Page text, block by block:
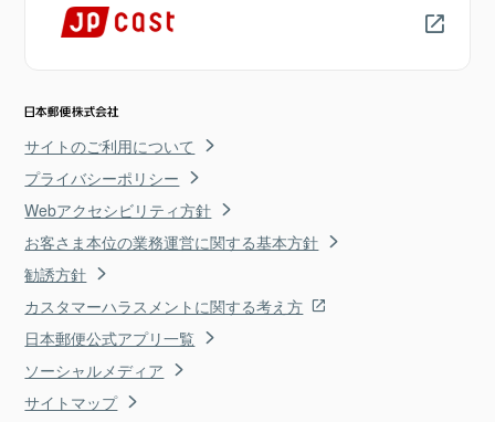
サイトのご利用について
プライバシーポリシー
Webアクセシビリティ方針
お客さま本位の業務運営に関する基本方針
勧誘方針
カスタマーハラスメントに関する考え方
日本郵便公式アプリ一覧
ソーシャルメディア
サイトマップ